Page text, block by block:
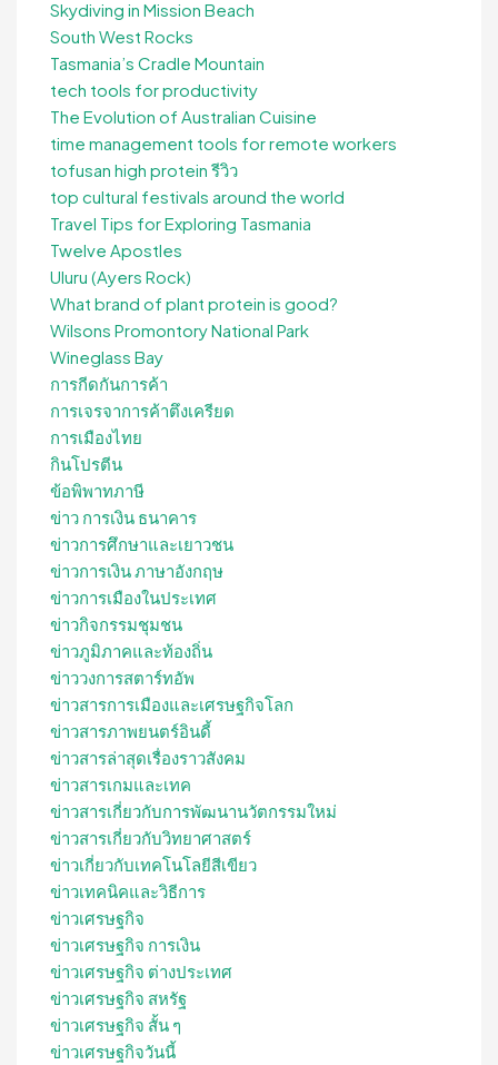
Skydiving in Mission Beach
South West Rocks
Tasmania’s Cradle Mountain
tech tools for productivity
The Evolution of Australian Cuisine
time management tools for remote workers
tofusan high protein รีวิว
top cultural festivals around the world
Travel Tips for Exploring Tasmania
Twelve Apostles
Uluru (Ayers Rock)
What brand of plant protein is good?
Wilsons Promontory National Park
Wineglass Bay
การกีดกันการค้า
การเจรจาการค้าตึงเครียด
การเมืองไทย
กินโปรตีน
ข้อพิพาทภาษี
ข่าว การเงิน ธนาคาร
ข่าวการศึกษาและเยาวชน
ข่าวการเงิน ภาษาอังกฤษ
ข่าวการเมืองในประเทศ
ข่าวกิจกรรมชุมชน
ข่าวภูมิภาคและท้องถิ่น
ข่าววงการสตาร์ทอัพ
ข่าวสารการเมืองและเศรษฐกิจโลก
ข่าวสารภาพยนตร์อินดี้
ข่าวสารล่าสุดเรื่องราวสังคม
ข่าวสารเกมและเทค
ข่าวสารเกี่ยวกับการพัฒนานวัตกรรมใหม่
ข่าวสารเกี่ยวกับวิทยาศาสตร์
ข่าวเกี่ยวกับเทคโนโลยีสีเขียว
ข่าวเทคนิคและวิธีการ
ข่าวเศรษฐกิจ
ข่าวเศรษฐกิจ การเงิน
ข่าวเศรษฐกิจ ต่างประเทศ
ข่าวเศรษฐกิจ สหรัฐ
ข่าวเศรษฐกิจ สั้น ๆ
ข่าวเศรษฐกิจวันนี้